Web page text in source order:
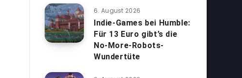
6. August 2026
Indie-Games bei Humble:
Für 13 Euro gibt’s die
No-More-Robots-
Wundertüte